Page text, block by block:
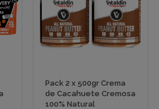
Pack 2 x 500gr Crema
de Cacahuete Cremosa
100% Natural